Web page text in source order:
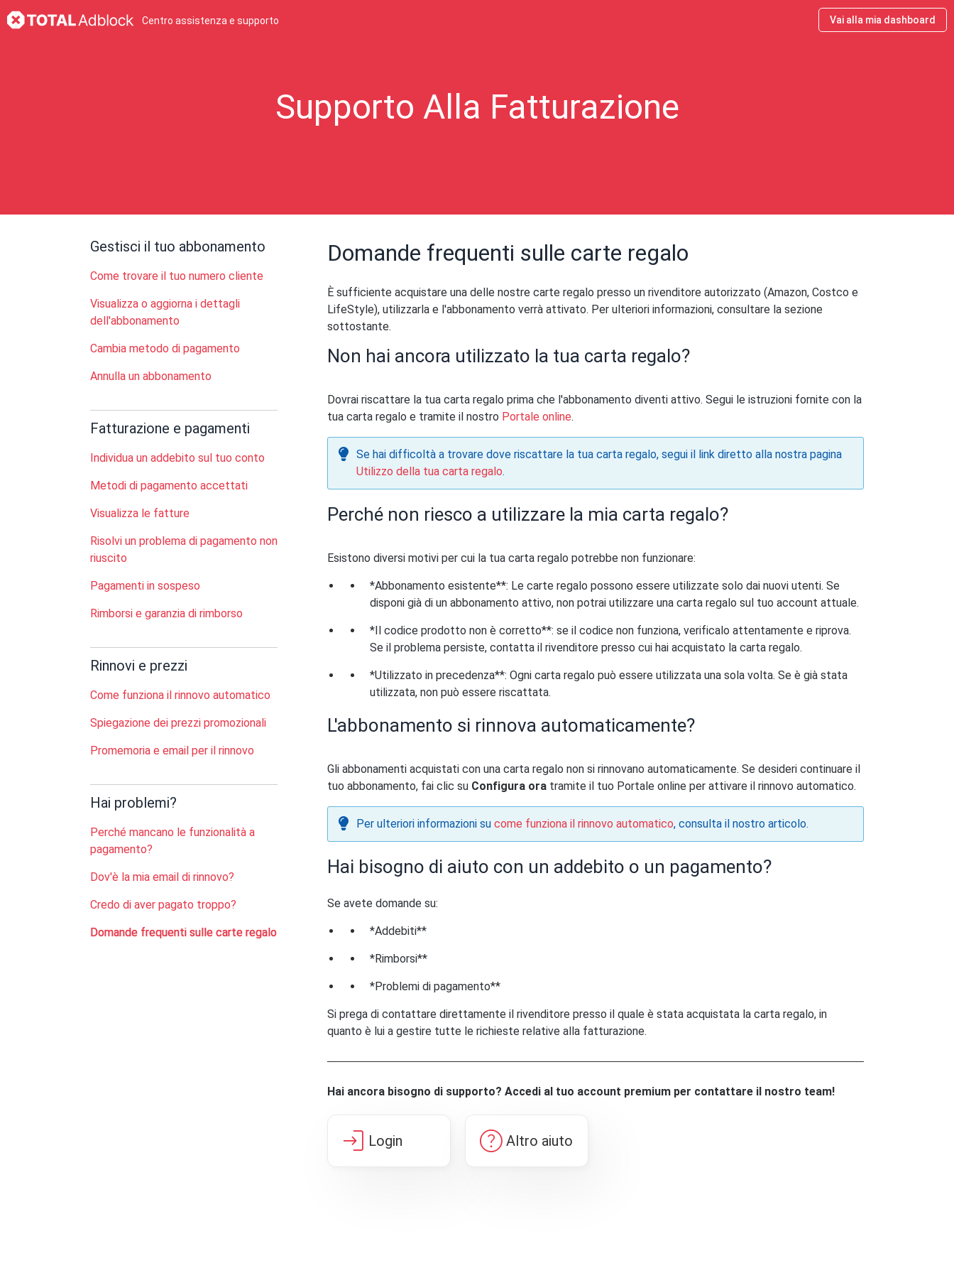
Centro assistenza e supporto Vai alla mia dashboard
Supporto Alla Fatturazione
Gestisci il tuo abbonamento
Come trovare il tuo numero cliente
Visualizza o aggiorna i dettagli
dell'abbonamento
Cambia metodo di pagamento
Annulla un abbonamento
Fatturazione e pagamenti
Individua un addebito sul tuo conto
Metodi di pagamento accettati
Visualizza le fatture
Risolvi un problema di pagamento non
riuscito
Pagamenti in sospeso
Rimborsi e garanzia di rimborso
Rinnovi e prezzi
Come funziona il rinnovo automatico
Spiegazione dei prezzi promozionali
Promemoria e email per il rinnovo
Hai problemi?
Perché mancano le funzionalità a
pagamento?
Dov'è la mia email di rinnovo?
Credo di aver pagato troppo?
Domande frequenti sulle carte regalo
Domande frequenti sulle carte regalo
È sufficiente acquistare una delle nostre carte regalo presso un rivenditore autorizzato (Amazon, Costco e
LifeStyle), utilizzarla e l'abbonamento verrà attivato. Per ulteriori informazioni, consultare la sezione
sottostante.
Non hai ancora utilizzato la tua carta regalo?
Dovrai riscattare la tua carta regalo prima che l'abbonamento diventi attivo. Segui le istruzioni fornite con la
tua carta regalo e tramite il nostro Portale online.
Se hai difficoltà a trovare dove riscattare la tua carta regalo, segui il link diretto alla nostra pagina
Utilizzo della tua carta regalo.
Perché non riesco a utilizzare la mia carta regalo?
Esistono diversi motivi per cui la tua carta regalo potrebbe non funzionare:
*Abbonamento esistente**: Le carte regalo possono essere utilizzate solo dai nuovi utenti. Se
disponi già di un abbonamento attivo, non potrai utilizzare una carta regalo sul tuo account attuale.
*Il codice prodotto non è corretto**: se il codice non funziona, verificalo attentamente e riprova.
Se il problema persiste, contatta il rivenditore presso cui hai acquistato la carta regalo.
*Utilizzato in precedenza**: Ogni carta regalo può essere utilizzata una sola volta. Se è già stata
utilizzata, non può essere riscattata.
L'abbonamento si rinnova automaticamente?
Gli abbonamenti acquistati con una carta regalo non si rinnovano automaticamente. Se desideri continuare il
tuo abbonamento, fai clic su Configura ora tramite il tuo Portale online per attivare il rinnovo automatico.
Per ulteriori informazioni sucome funziona il rinnovo automatico, consulta il nostro articolo.
Hai bisogno di aiuto con un addebito o un pagamento?
Se avete domande su:
*Addebiti**
*Rimborsi**
*Problemi di pagamento**
Si prega di contattare direttamente il rivenditore presso il quale è stata acquistata la carta regalo, in
quanto è lui a gestire tutte le richieste relative alla fatturazione.
Hai ancora bisogno di supporto? Accedi al tuo account premium per contattare il nostro team!
login Login helpAltro aiuto